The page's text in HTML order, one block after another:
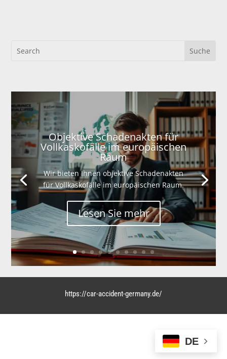
Objektive Schadenakten für
Vollkaskofälle im europäischen
Raum
Wir bieten Ihnen objektive Schadenakten
für Vollkaskofälle im europäischen Raum.
Lesen Sie mehr
https://car-accident-germany.de/
DE